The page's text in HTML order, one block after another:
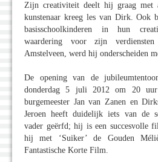
Zijn creativiteit deelt hij graag met
kunstenaar kreeg les van Dirk. Ook
basisschoolkinderen in hun
waardering voor zijn
Amstelveen, werd hij onderscheiden
De opening van de
donderdag 5 juli 2012 om 20
burgemeester Jan van Zanen en
Jeroen heeft duidelijk iets van de
vader geërfd; hij is een succesvolle
hij met ‘Suiker’ de Gouden
Fantastische Korte Film.